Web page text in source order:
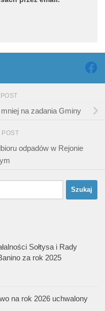
na zadania Gminy
POST
odpadów w Rejonie
Sołtysa i Rady
za rok 2025
na rok 2026 uchwalony